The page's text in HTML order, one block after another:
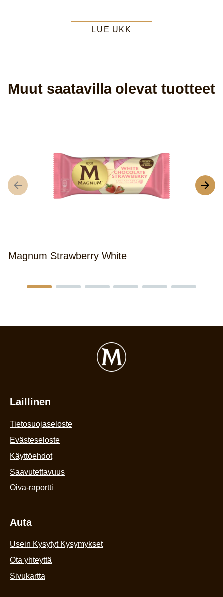
LUE UKK
Muut saatavilla olevat tuotteet
Magnum Strawberry White
Laillinen
Tietosuojaseloste
Evästeseloste
Käyttöehdot
Saavutettavuus
Oiva-raportti
Auta
Usein Kysytyt Kysymykset
Ota yhteyttä
Sivukartta